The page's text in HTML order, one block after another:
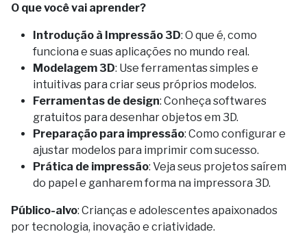
O que você vai aprender?
Introdução à Impressão 3D: O que é, como
funciona e suas aplicações no mundo real.
Modelagem 3D: Use ferramentas simples e
intuitivas para criar seus próprios modelos.
Ferramentas de design: Conheça softwares
gratuitos para desenhar objetos em 3D.
Preparação para impressão: Como configurar e
ajustar modelos para imprimir com sucesso.
Prática de impressão: Veja seus projetos saírem
do papel e ganharem forma na impressora 3D.
Público-alvo: Crianças e adolescentes apaixonados
por tecnologia, inovação e criatividade.